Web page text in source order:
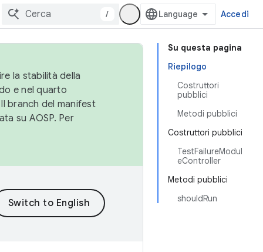
/ Accedi
Su questa pagina
Riepilogo
Costruttori
pubblici
Metodi pubblici
Costruttori pubblici
TestFailureModul
eController
Metodi pubblici
shouldRun
la stabilità della
e nel quarto
branch del manifest
su AOSP. Per